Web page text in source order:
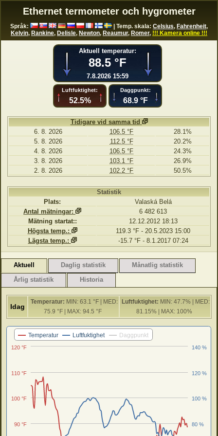
Ethernet termometer och hygrometer
Språk: | Temp. skala: Celsius, Fahrenheit,
Kelvin, Rankine, Delisle, Newton, Reaumur, Romer, !!! Kamera online !!!
Statistik
Plats:
Valaská Belá
Antal mätningar:
6 482 613
Mätning startat::
12.12.2012 18:13
Högsta temp.:
119.3 °F - 20.5.2023 15:00
Lägsta temp.:
-15.7 °F - 8.1.2017 07:24
Tidigare vid samma tid
6. 8. 2026
106.5 °F
28.1%
5. 8. 2026
112.5 °F
20.2%
4. 8. 2026
106.5 °F
24.3%
3. 8. 2026
103.1 °F
26.9%
2. 8. 2026
102.2 °F 50.5%
Aktuell temperatur:
88.5 °F
7.8.2026 15:59
Luftfuktighet:
52.5%
Daggpunkt:
68.9 °F
Aktuell Daglig statistik
Månatlig statistik
Årlig statistik
Historia
Idag
Temperatur: MIN: 63.1 °F | MED:
75.9 °F | MAX: 94.5 °F
Luftfuktighet: MIN: 47.7% | MED:
81.15% | MAX: 100%
Senaste 24 timmar
Temperatur Luftfuktighet Daggpunkt
90 °F
100 °F
110 °F
120 °F
80 %
100 %
120 %
140 %